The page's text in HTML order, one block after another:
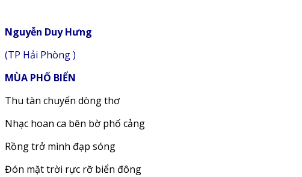
Nguyễn Duy Hưng
(TP Hải Phòng )
MÙA PHỐ BIỂN
Thu tàn chuyển dòng thơ
Nhạc hoan ca bên bờ phố cảng
Rồng trở mình đạp sóng
Đón mặt trời rực rỡ biển đông